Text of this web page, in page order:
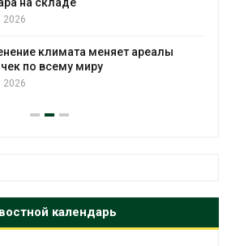
2026
премию
2026»
2026
календарь